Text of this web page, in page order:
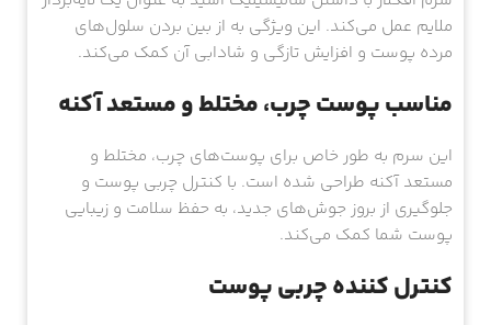
ملایم عمل می‌کند. این ویژگی به از بین بردن سلول‌های
مرده پوست و افزایش تازگی و شادابی آن کمک می‌کند.
مناسب پوست چرب، مختلط و مستعد آکنه
این سرم به طور خاص برای پوست‌های چرب، مختلط و
مستعد آکنه طراحی شده است. با کنترل چربی پوست و
جلوگیری از بروز جوش‌های جدید، به حفظ سلامت و زیبایی
پوست شما کمک می‌کند.
کنترل کننده چربی پوست